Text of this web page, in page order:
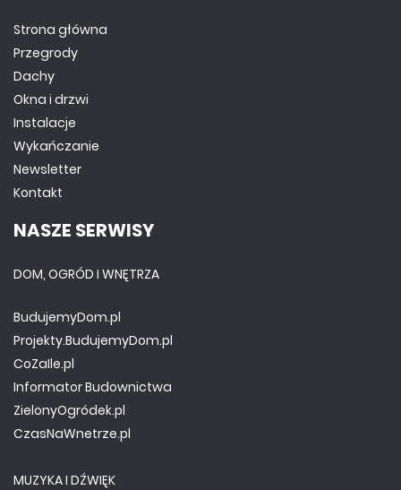
Strona główna
Przegrody
Dachy
Okna i drzwi
Instalacje
Wykańczanie
Newsletter
Kontakt
NASZE SERWISY
DOM, OGRÓD I WNĘTRZA
BudujemyDom.pl
Projekty.BudujemyDom.pl
CoZaIle.pl
Informator Budownictwa
ZielonyOgródek.pl
CzasNaWnetrze.pl
MUZYKA I DŹWIĘK